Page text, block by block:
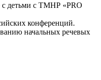
с детьми с ТМНР «PRO
конференций.
начальных речевых